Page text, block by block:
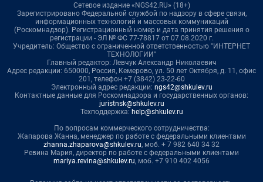
Сетевое издание «NGS42.RU» (18+)
Зарегистрировано Федеральной службой по надзору в сфере связи,
информационных технологий и массовых коммуникаций
(Роскомнадзор). Регистрационный номер и дата принятия решения о
регистрации - ЭЛ № ФС 77-78817 от 07.08.2020 г.
Учредитель: Общество с ограниченной ответственностью "ИНТЕРНЕТ
ТЕХНОЛОГИИ"
Главный редактор: Левчук Александр Николаевич
Адрес редакции: 650000, Россия, Кемерово, ул. 50 лет Октября, д. 11, офис
201, телефон +7 (3842) 23-22-60
Электронный адрес редакции: ngs42@shkulev.ru
Контактные данные для Роскомнадзора и государственных органов:
juristnsk@shkulev.ru
Техподдержка: help@shkulev.ru
По вопросам коммерческого сотрудничества:
Жапарова Жанна, менеджер по работе с федеральными клиентами
zhanna.zhaparova@shkulev.ru, моб. + 7 982 640 34 32
Ревина Мария, директор по работе с федеральными клиентами
mariya.revina@shkulev.ru, моб. +7 910 402 4056